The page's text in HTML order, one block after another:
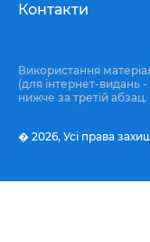
Контакти
Використання
(для інтернет-видань
нижче за третій абзац.
� 2026, Усі права